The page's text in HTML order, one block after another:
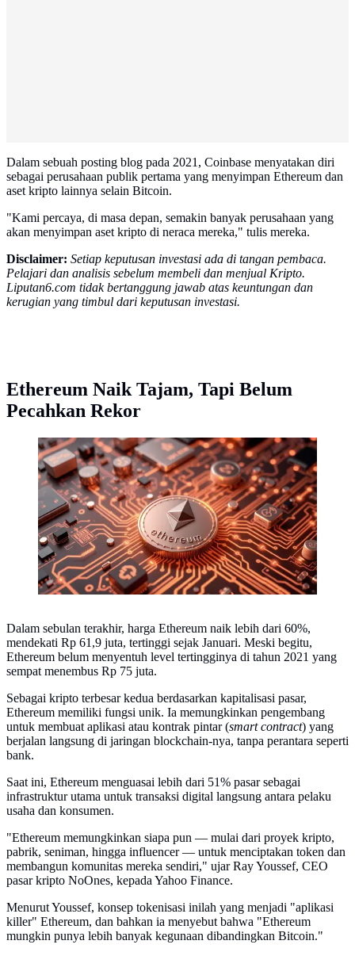
Dalam sebuah posting blog pada 2021, Coinbase menyatakan diri
sebagai perusahaan publik pertama yang menyimpan Ethereum dan
aset kripto lainnya selain Bitcoin.
"Kami percaya, di masa depan, semakin banyak perusahaan yang
akan menyimpan aset kripto di neraca mereka," tulis mereka.
Disclaimer: Setiap keputusan investasi ada di tangan pembaca.
Pelajari dan analisis sebelum membeli dan menjual Kripto.
Liputan6.com tidak bertanggung jawab atas keuntungan dan
kerugian yang timbul dari keputusan investasi.
Ethereum Naik Tajam, Tapi Belum
Pecahkan Rekor
Aset digital kripto Ethereum (ETH). (Foto by AI)
Dalam sebulan terakhir, harga Ethereum naik lebih dari 60%,
mendekati Rp 61,9 juta, tertinggi sejak Januari. Meski begitu,
Ethereum belum menyentuh level tertingginya di tahun 2021 yang
sempat menembus Rp 75 juta.
Sebagai kripto terbesar kedua berdasarkan kapitalisasi pasar,
Ethereum memiliki fungsi unik. Ia memungkinkan pengembang
untuk membuat aplikasi atau kontrak pintar (smart contract) yang
berjalan langsung di jaringan blockchain-nya, tanpa perantara seperti
bank.
Saat ini, Ethereum menguasai lebih dari 51% pasar sebagai
infrastruktur utama untuk transaksi digital langsung antara pelaku
usaha dan konsumen.
"Ethereum memungkinkan siapa pun — mulai dari proyek kripto,
pabrik, seniman, hingga influencer — untuk menciptakan token dan
membangun komunitas mereka sendiri," ujar Ray Youssef, CEO
pasar kripto NoOnes, kepada Yahoo Finance.
Menurut Youssef, konsep tokenisasi inilah yang menjadi "aplikasi
killer" Ethereum, dan bahkan ia menyebut bahwa "Ethereum
mungkin punya lebih banyak kegunaan dibandingkan Bitcoin."